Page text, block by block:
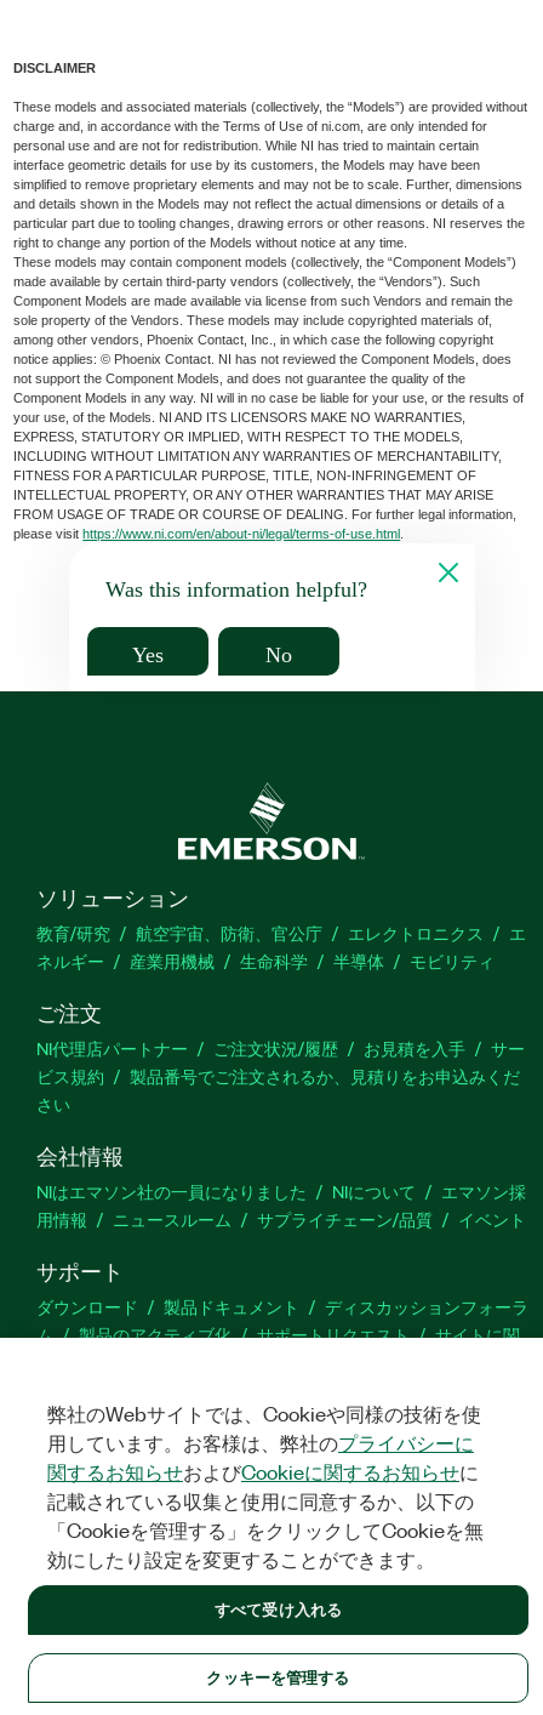
DISCLAIMER
These models and associated materials (collectively, the “Models”) are provided without
charge and, in accordance with the Terms of Use of ni.com, are only intended for
personal use and are not for redistribution. While NI has tried to maintain certain
interface geometric details for use by its customers, the Models may have been
simplified to remove proprietary elements and may not be to scale. Further, dimensions
and details shown in the Models may not reflect the actual dimensions or details of a
particular part due to tooling changes, drawing errors or other reasons. NI reserves the
right to change any portion of the Models without notice at any time.
These models may contain component models (collectively, the “Component Models”)
made available by certain third-party vendors (collectively, the “Vendors”). Such
Component Models are made available via license from such Vendors and remain the
sole property of the Vendors. These models may include copyrighted materials of,
among other vendors, Phoenix Contact, Inc., in which case the following copyright
notice applies: © Phoenix Contact. NI has not reviewed the Component Models, does
not support the Component Models, and does not guarantee the quality of the
Component Models in any way. NI will in no case be liable for your use, or the results of
your use, of the Models. NI AND ITS LICENSORS MAKE NO WARRANTIES,
EXPRESS, STATUTORY OR IMPLIED, WITH RESPECT TO THE MODELS,
INCLUDING WITHOUT LIMITATION ANY WARRANTIES OF MERCHANTABILITY,
FITNESS FOR A PARTICULAR PURPOSE, TITLE, NON-INFRINGEMENT OF
INTELLECTUAL PROPERTY, OR ANY OTHER WARRANTIES THAT MAY ARISE
FROM USAGE OF TRADE OR COURSE OF DEALING. For further legal information,
please visithttps://www.ni.com/en/about-ni/legal/terms-of-use.html
Was this information helpful?
Yes No
ソリューション
教育/研究 航空宇宙、防衛、官公庁 エレクトロニクス
エ
ネルギー
産業用機械 生命科学 半導体 モビリティ
ご注文
NI代理店パートナー ご注文状況/履歴 お見積を入手
サー
ビス規約
製品番号でご注文されるか、見積りをお申込みくだ
さい
会社情報
NIはエマソン社の一員になりました NIについて
エマソン採
用情報
ニュースルーム サプライチェーン/品質 イベント
サポート
ダウンロード 製品ドキュメント
ディスカッションフォーラ
ム
製品のアクティブ化 サポートリクエスト
サイトに関
TwitterYouTube
法令関連情報|IMPRINT|プライバシー|クッキーを管理する
NATIONAL INSTRUMENTS CORP. ALL RIGHTS RESERVED.
弊社のWebサイトでは、Cookieや同様の技術を使
用しています。お客様は、弊社のプライバシーに
関するお知らせおよびCookieに関するお知らせに
記載されている収集と使用に同意するか、以下の
「Cookieを管理する」をクリックしてCookieを無
効にしたり設定を変更することができます。
クッキーを管理する
すべて受け入れる